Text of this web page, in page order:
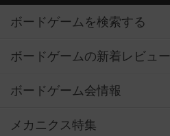
ボードゲームを検索する
ボードゲームの新着レビュー
ボードゲーム会情報
メカニクス特集